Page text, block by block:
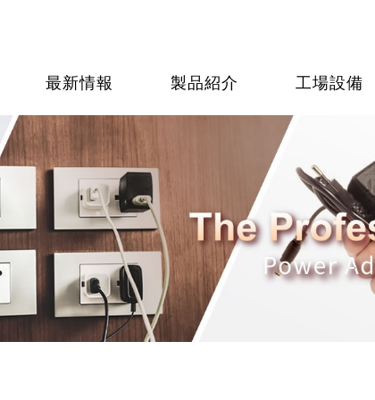
最新情報 製品紹介 工場設備